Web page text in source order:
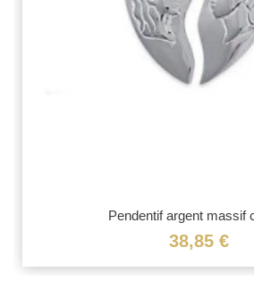
Pendentif argent massif
38,85 €